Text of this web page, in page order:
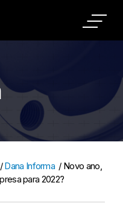
/Dana Informa / Novo ano,
para 2022?